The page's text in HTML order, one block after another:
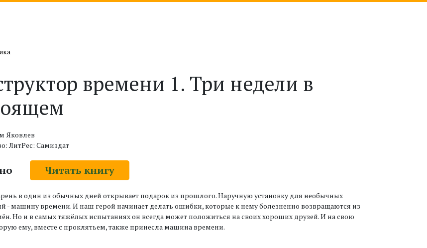
времени 1. Три недели в
Яковлев
ЛитРес: Самиздат
Читать книгу
в один из обычных дней открывает подарок из прошлого. Наручную установку для необычных
- машину времени. И наш герой начинает делать ошибки, которые к нему болезненно возвращаются из
Но и в самых тяжёлых испытаниях он всегда может положиться на своих хороших друзей. И на свою
ему, вместе с проклятьем, также принесла машина времени.